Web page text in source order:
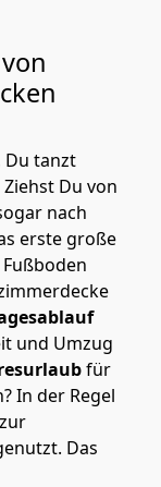
Du tanzt
Ziehst Du von
nach
erste große
und Umzug
für
In der Regel
Das